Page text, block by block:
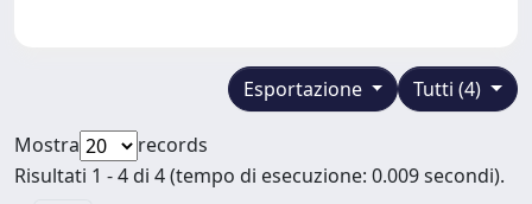
Tutti (4)
Esportazione
Mostra
records
Risultati 1 - 4 di 4 (tempo di esecuzione: 0.009 secondi).